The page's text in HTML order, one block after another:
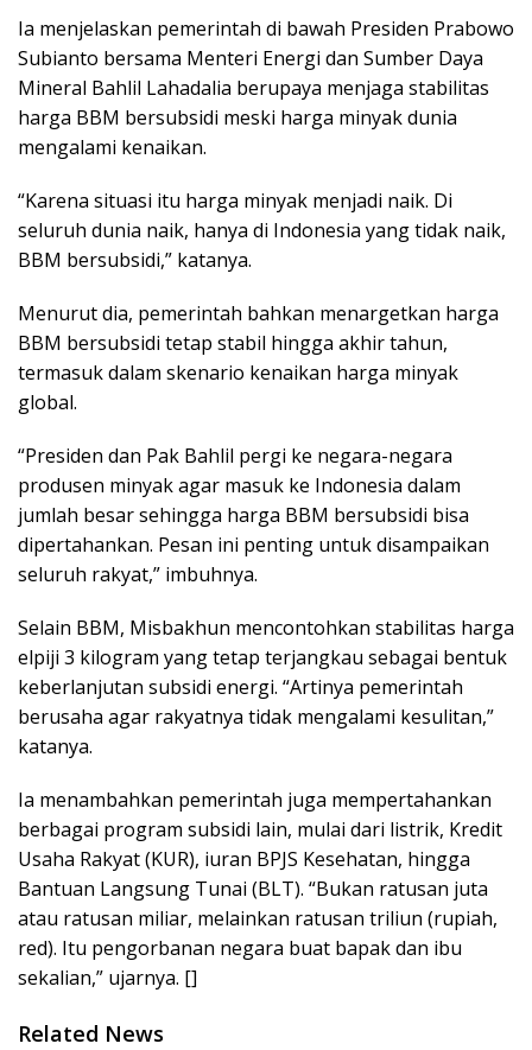
Ia menjelaskan pemerintah di bawah Presiden Prabowo
Subianto bersama Menteri Energi dan Sumber Daya
Mineral Bahlil Lahadalia berupaya menjaga stabilitas
harga BBM bersubsidi meski harga minyak dunia
mengalami kenaikan.
“Karena situasi itu harga minyak menjadi naik. Di
seluruh dunia naik, hanya di Indonesia yang tidak naik,
BBM bersubsidi,” katanya.
Menurut dia, pemerintah bahkan menargetkan harga
BBM bersubsidi tetap stabil hingga akhir tahun,
termasuk dalam skenario kenaikan harga minyak
global.
“Presiden dan Pak Bahlil pergi ke negara-negara
produsen minyak agar masuk ke Indonesia dalam
jumlah besar sehingga harga BBM bersubsidi bisa
dipertahankan. Pesan ini penting untuk disampaikan
seluruh rakyat,” imbuhnya.
Selain BBM, Misbakhun mencontohkan stabilitas harga
elpiji 3 kilogram yang tetap terjangkau sebagai bentuk
keberlanjutan subsidi energi. “Artinya pemerintah
berusaha agar rakyatnya tidak mengalami kesulitan,”
katanya.
Ia menambahkan pemerintah juga mempertahankan
berbagai program subsidi lain, mulai dari listrik, Kredit
Usaha Rakyat (KUR), iuran BPJS Kesehatan, hingga
Bantuan Langsung Tunai (BLT). “Bukan ratusan juta
atau ratusan miliar, melainkan ratusan triliun (rupiah,
red). Itu pengorbanan negara buat bapak dan ibu
sekalian,” ujarnya. []
Related News